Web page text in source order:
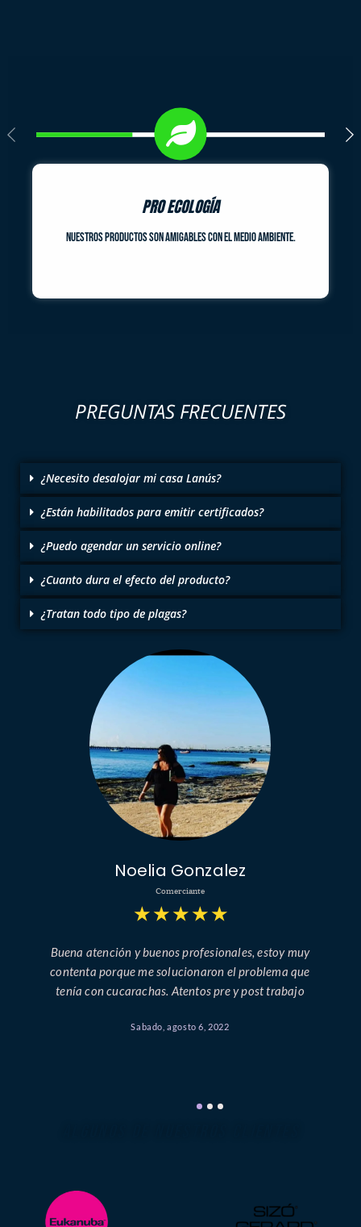
PRO ECOLOGÍA
Nuestros productos son amigables con el medio ambiente.
PREGUNTAS FRECUENTES
¿Necesito desalojar mi casa Lanús?
¿Están habilitados para emitir certificados?
¿Puedo agendar un servicio online?
¿Cuanto dura el efecto del producto?
¿Tratan todo tipo de plagas?
Noelia Gonzalez
Comerciante
★ ★ ★ ★ ★
Buena atención y buenos profesionales, estoy muy
contenta porque me solucionaron el problema que
tenía con cucarachas. Atentos pre y post trabajo
Sabado, agosto 6, 2022